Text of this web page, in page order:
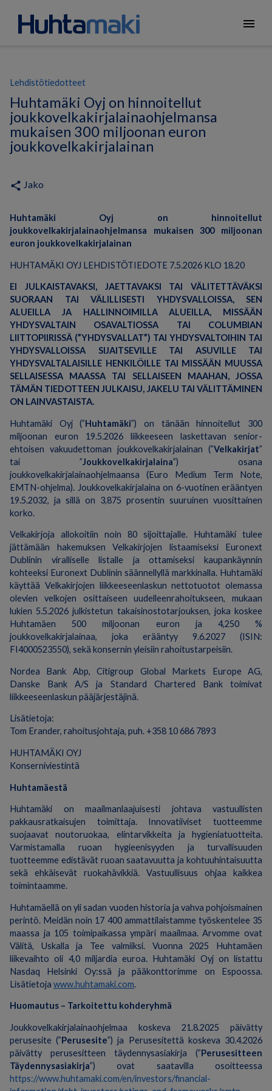
menu
Lehdistötiedotteet
Huhtamäki Oyj on hinnoitellut
joukkovelkakirjalainaohjelmansa
mukaisen 300 miljoonan euron
joukkovelkakirjalainan
share Jako
Huhtamäki Oyj on hinnoitellut
joukkovelkakirjalainaohjelmansa mukaisen 300 miljoonan
euron joukkovelkakirjalainan
HUHTAMÄKI OYJ LEHDISTÖTIEDOTE 7.5.2026 KLO 18.20
EI JULKAISTAVAKSI, JAETTAVAKSI TAI VÄLITETTÄVÄKSI
SUORAAN TAI VÄLILLISESTI YHDYSVALLOISSA, SEN
ALUEILLA JA HALLINNOIMILLA ALUEILLA, MISSÄÄN
YHDYSVALTAIN OSAVALTIOSSA TAI COLUMBIAN
LIITTOPIIRISSÄ (”YHDYSVALLAT”) TAI YHDYSVALTOIHIN TAI
YHDYSVALLOISSA SIJAITSEVILLE TAI ASUVILLE TAI
YHDYSVALTALAISILLE HENKILÖILLE TAI MISSÄÄN MUUSSA
SELLAISESSA MAASSA TAI SELLAISEEN MAAHAN, JOSSA
TÄMÄN TIEDOTTEEN JULKAISU, JAKELU TAI VÄLITTÄMINEN
ON LAINVASTAISTA.
Huhtamäki Oyj (”Huhtamäki”) on tänään hinnoitellut 300
miljoonan euron 19.5.2026 liikkeeseen laskettavan senior-
ehtoisen vakuudettoman joukkovelkakirjalainan (”Velkakirjat”
tai ”Joukkovelkakirjalaina”) osana
joukkovelkakirjalainaohjelmaansa (Euro Medium Term Note,
EMTN-ohjelma). Joukkovelkakirjalaina on 6-vuotinen erääntyen
19.5.2032, ja sillä on 3,875 prosentin suuruinen vuosittainen
korko.
Velkakirjoja allokoitiin noin 80 sijoittajalle. Huhtamäki tulee
jättämään hakemuksen Velkakirjojen listaamiseksi Euronext
Dublinin viralliselle listalle ja ottamiseksi kaupankäynnin
kohteeksi Euronext Dublinin säännellyllä markkinalla. Huhtamäki
käyttää Velkakirjojen liikkeeseenlaskun nettotuotot olemassa
olevien velkojen osittaiseen uudelleenrahoitukseen, mukaan
lukien 5.5.2026 julkistetun takaisinostotarjouksen, joka koskee
Huhtamäen 500 miljoonan euron ja 4,250 %
joukkovelkakirjalainaa, joka erääntyy 9.6.2027 (ISIN:
FI4000523550), sekä konsernin yleisiin rahoitustarpeisiin.
Nordea Bank Abp, Citigroup Global Markets Europe AG,
Danske Bank A/S ja Standard Chartered Bank toimivat
liikkeeseenlaskun pääjärjestäjinä.
Lisätietoja:
Tom Erander, rahoitusjohtaja, puh. +358 10 686 7893
HUHTAMÄKI OYJ
Konserniviestintä
Huhtamäestä
Huhtamäki on maailmanlaajuisesti johtava vastuullisten
pakkausratkaisujen toimittaja. Innovatiiviset tuotteemme
suojaavat noutoruokaa, elintarvikkeita ja hygieniatuotteita.
Varmistamalla ruoan hygieenisyyden ja turvallisuuden
tuotteemme edistävät ruoan saatavuutta ja kohtuuhintaisuutta
sekä ehkäisevät ruokahävikkiä. Vastuullisuus ohjaa kaikkea
toimintaamme.
Huhtamäellä on yli sadan vuoden historia ja vahva pohjoismainen
perintö. Meidän noin 17 400 ammattilaistamme työskentelee 35
maassa ja 105 toimipaikassa ympäri maailmaa. Arvomme ovat
Välitä, Uskalla ja Tee valmiiksi. Vuonna 2025 Huhtamäen
liikevaihto oli 4,0 miljardia euroa. Huhtamäki Oyj on listattu
Nasdaq Helsinki Oy:ssä ja pääkonttorimme on Espoossa.
Lisätietoja www.huhtamaki.com.
Huomautus – Tarkoitettu kohderyhmä
Joukkovelkakirjalainaohjelmaa koskeva 21.8.2025 päivätty
perusesite (”Perusesite”) ja Perusesitettä koskeva 30.4.2026
päivätty perusesitteen täydennysasiakirja (”Perusesitteen
Täydennysasiakirja”) ovat saatavilla osoitteessa
https://www.huhtamaki.com/en/investors/financial-